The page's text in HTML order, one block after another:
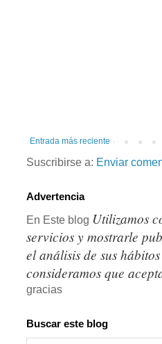
Entrada más reciente
Suscribirse a: Enviar
Advertencia
En Este blog Utilizamos
servicios y mostrarle
el análisis de sus
consideramos que
gracias
Buscar este blog